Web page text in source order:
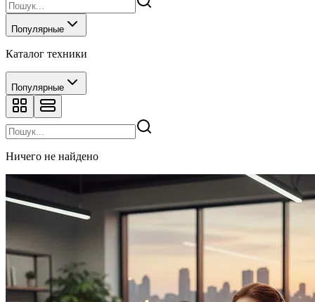
Популярные
Каталог техники
Популярные
Ничего не найдено